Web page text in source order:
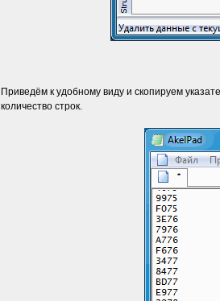
Приведём к удобному виду и скопируем
количество строк.